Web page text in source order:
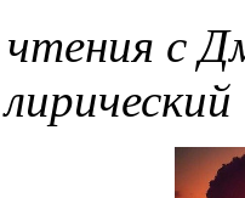
чтения с